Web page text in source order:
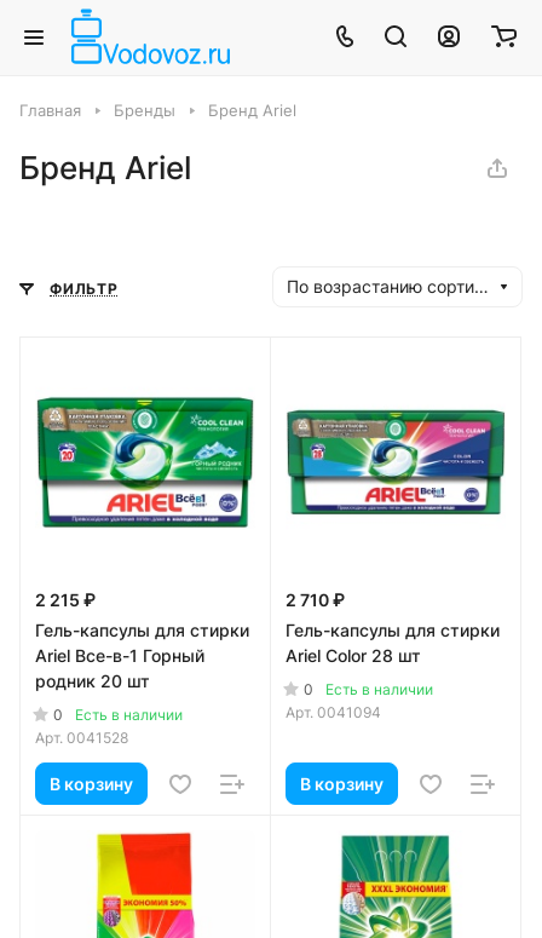
Главная Бренды Бренд Ariel
Бренд Ariel
ФИЛЬТР По возрастанию сортировки
2 215 ₽
Гель-капсулы для стирки
Ariel Все-в-1 Горный
родник 20 шт
0
Есть в наличии
Арт. 0041528
В корзину
2 710 ₽
Гель-капсулы для стирки
Ariel Color 28 шт
0
Есть в наличии
Арт. 0041094
В корзину